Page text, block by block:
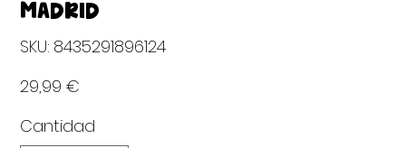
MADRID
SKU: 8435291896124
8435291896124
29,99 €
Cantidad